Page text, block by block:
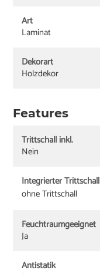
Art
Laminat
Dekorart
Holzdekor
Features
Trittschall inkl.
Nein
Integrierter Trittschall
ohne Trittschall
Feuchtraumgeeignet
Ja
Antistatik